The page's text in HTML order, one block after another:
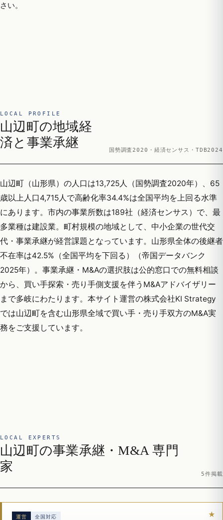
さい。
LOCAL PROFILE
山辺町の地域経
済と事業承継
国勢調査2020・経済センサス・TDB2024
山辺町（山形県）の人口は13,725人（国勢調査2020年）、65
歳以上人口4,715人で高齢化率34.4%は全国平均を上回る水準
にあります。市内の事業所数は189社（経済センサス）で、最
多業種は建設業。町村規模の地域として、中小企業の世代交
代・事業承継が経営課題となっています。山形県全体の後継者
不在率は42.5%（全国平均を下回る）（帝国データバンク
2025年）。事業承継・M&Aの選択肢は公的窓口での無料相談
から、買い手探索・売り手側支援を伴うM&Aアドバイザリー
まで多岐にわたります。本サイト運営の株式会社KI Strategy
では山辺町を含む山形県全域で買い手・売り手双方のM&A実
務をご支援しています。
LOCAL EXPERTS
山辺町の事業承継・M&A 専門
家
5件掲載
運営 全国対応